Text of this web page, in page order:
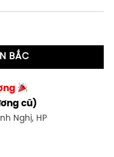
BẮC
cũ)
Nghị, HP